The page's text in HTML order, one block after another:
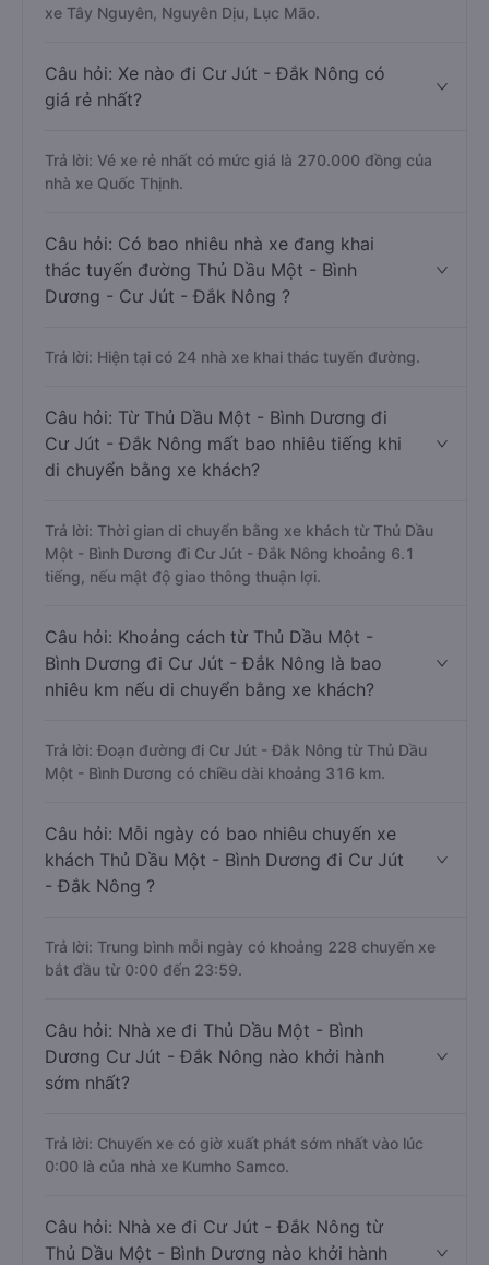
xe Tây Nguyên, Nguyên Dịu, Lục Mão.
Câu hỏi: Xe nào đi Cư Jút - Đắk Nông có
giá rẻ nhất?
Trả lời: Vé xe rẻ nhất có mức giá là 270.000 đồng của
nhà xe Quốc Thịnh.
Câu hỏi: Có bao nhiêu nhà xe đang khai
thác tuyến đường Thủ Dầu Một - Bình
Dương - Cư Jút - Đắk Nông ?
Trả lời: Hiện tại có 24 nhà xe khai thác tuyến đường.
Câu hỏi: Từ Thủ Dầu Một - Bình Dương đi
Cư Jút - Đắk Nông mất bao nhiêu tiếng khi
di chuyển bằng xe khách?
Trả lời: Thời gian di chuyển bằng xe khách từ Thủ Dầu
Một - Bình Dương đi Cư Jút - Đắk Nông khoảng 6.1
tiếng, nếu mật độ giao thông thuận lợi.
Câu hỏi: Khoảng cách từ Thủ Dầu Một -
Bình Dương đi Cư Jút - Đắk Nông là bao
nhiêu km nếu di chuyển bằng xe khách?
Trả lời: Đoạn đường đi Cư Jút - Đắk Nông từ Thủ Dầu
Một - Bình Dương có chiều dài khoảng 316 km.
Câu hỏi: Mỗi ngày có bao nhiêu chuyến xe
khách Thủ Dầu Một - Bình Dương đi Cư Jút
- Đắk Nông ?
Trả lời: Trung bình mỗi ngày có khoảng 228 chuyến xe
bắt đầu từ 0:00 đến 23:59.
Câu hỏi: Nhà xe đi Thủ Dầu Một - Bình
Dương Cư Jút - Đắk Nông nào khởi hành
sớm nhất?
Trả lời: Chuyến xe có giờ xuất phát sớm nhất vào lúc
0:00 là của nhà xe Kumho Samco.
Câu hỏi: Nhà xe đi Cư Jút - Đắk Nông từ
Thủ Dầu Một - Bình Dương nào khởi hành